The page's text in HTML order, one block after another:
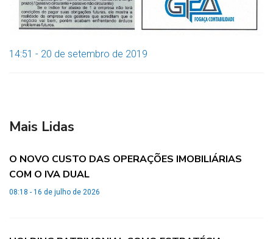
14:51 - 20 de setembro de 2019
Mais Lidas
O NOVO CUSTO DAS OPERAÇÕES IMOBILIÁRIAS
COM O IVA DUAL
08:18 - 16 de julho de 2026